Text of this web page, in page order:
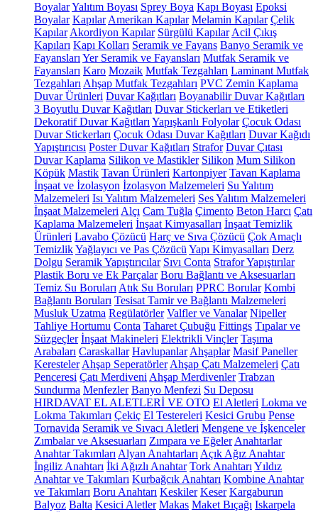
BoyalarYalıtım Boyası Sprey Boya Kapı Boyası Epoksi
Boyalar Kapılar Amerikan Kapılar Melamin Kapılar Çelik
Kapılar Akordiyon Kapılar Sürgülü Kapılar Acil Çıkış
Kapıları Kapı Kolları Seramik ve Fayans Banyo Seramik ve
Fayansları Yer Seramik ve Fayansları Mutfak Seramik ve
Fayansları Karo Mozaik Mutfak Tezgahları Laminant Mutfak
Tezgahları Ahşap Mutfak Tezgahları PVC Zemin Kaplama
Duvar Ürünleri Duvar Kağıtları Boyanabilir Duvar Kağıtları
3 Boyutlu Duvar Kağıtları Duvar Stickerları ve Etiketleri
Dekoratif Duvar Kağıtları Yapışkanlı Folyolar Çocuk Odası
Duvar Stickerları Çocuk Odası Duvar Kağıtları Duvar Kağıdı
Yapıştırıcısı Poster Duvar Kağıtları Strafor Duvar Çıtası
Duvar Kaplama Silikon ve Mastikler Silikon Mum Silikon
Köpük Mastik Tavan Ürünleri Kartonpiyer Tavan Kaplama
İnşaat ve İzolasyon İzolasyon Malzemeleri Su Yalıtım
Malzemeleri Isı Yalıtım Malzemeleri Ses Yalıtım Malzemeleri
İnşaat Malzemeleri Alçı Cam Tuğla Çimento Beton Harcı Çatı
Kaplama Malzemeleri İnşaat Kimyasalları İnşaat Temizlik
Ürünleri Lavabo Çözücü Harç ve Sıva Çözücü Çok Amaçlı
TemizlikYağlayıcı ve Pas Çözücü Yapı Kimyasalları Derz
Dolgu Seramik Yapıştırıcılar Sıvı Conta Strafor Yapıştırılar
Plastik Boru ve Ek Parçalar Boru Bağlantı ve Aksesuarları
Temiz Su Boruları Atık Su Boruları PPRC Borular Kombi
Bağlantı Boruları Tesisat Tamir ve Bağlantı Malzemeleri
Musluk Uzatma Regülatörler Valfler ve Vanalar Nipeller
Tahliye Hortumu Conta Taharet Çubuğu Fittings Tıpalar ve
Süzgeçler İnşaat Makineleri Elektrikli Vinçler Taşıma
Arabaları Caraskallar Havlupanlar Ahşaplar Masif Paneller
Keresteler Ahşap Seperatörler Ahşap Çatı Malzemeleri Çatı
Penceresi Çatı Merdiveni Ahşap Merdivenler Trabzan
Sundurma Menfezler Banyo Menfezi Su Deposu
HIRDAVAT EL ALETLERİ VE OTO El Aletleri Lokma ve
Lokma Takımları Çekiç El Testereleri Kesici Grubu Pense
Tornavida Seramik ve Sıvacı Aletleri Mengene ve İşkenceler
Zımbalar ve Aksesuarları Zımpara ve Eğeler Anahtarlar
Anahtar Takımları Alyan Anahtarları Açık Ağız Anahtar
İngiliz Anahtarı İki Ağızlı Anahtar Tork Anahtarı Yıldız
Anahtar ve Takımları Kurbağcık Anahtarı Kombine Anahtar
ve Takımları Boru Anahtarı Keskiler Keser Kargaburun
Balyoz Balta Kesici Aletler Makas Maket Bıçağı Iskarpela